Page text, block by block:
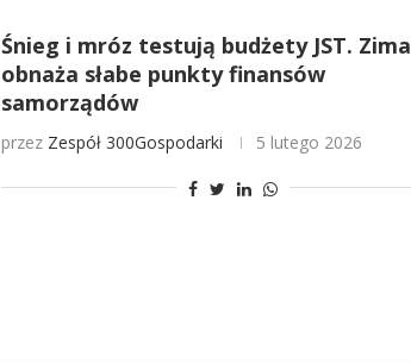
Śnieg i mróz testują budżety JST. Zima
obnaża słabe punkty finansów
samorządów
przez Zespół 300Gospodarki 5 lutego 2026